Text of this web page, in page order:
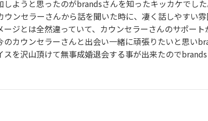
ようと思ったのがbrandsさんを知ったキッカケでし
ンセラーさんから話を聞いた時に、凄く話しやすい
ジとは全然違っていて、カウンセラーさんのサポー
カウンセラーさんと出会い一緒に頑張りたいと思い
を沢山頂けて無事成婚退会する事が出来たので